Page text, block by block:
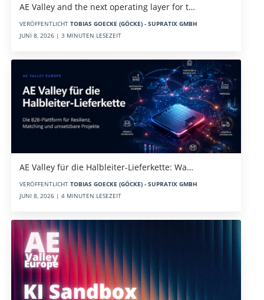
AE Valley and the next operating layer for t…
VERÖFFENTLICHT TOBIAS GOECKE (GÖCKE) - SUPRATIX GMBH
JUNI 8, 2026 | 3 MINUTEN LESEZEIT
AE Valley für die Halbleiter-Lieferkette: Wa…
VERÖFFENTLICHT TOBIAS GOECKE (GÖCKE) - SUPRATIX GMBH
JUNI 8, 2026 | 4 MINUTEN LESEZEIT